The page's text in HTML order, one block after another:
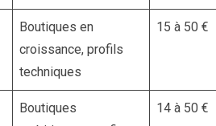
Boutiques en
croissance, profils
techniques
15 à 50 €
Boutiques
14 à 50 €